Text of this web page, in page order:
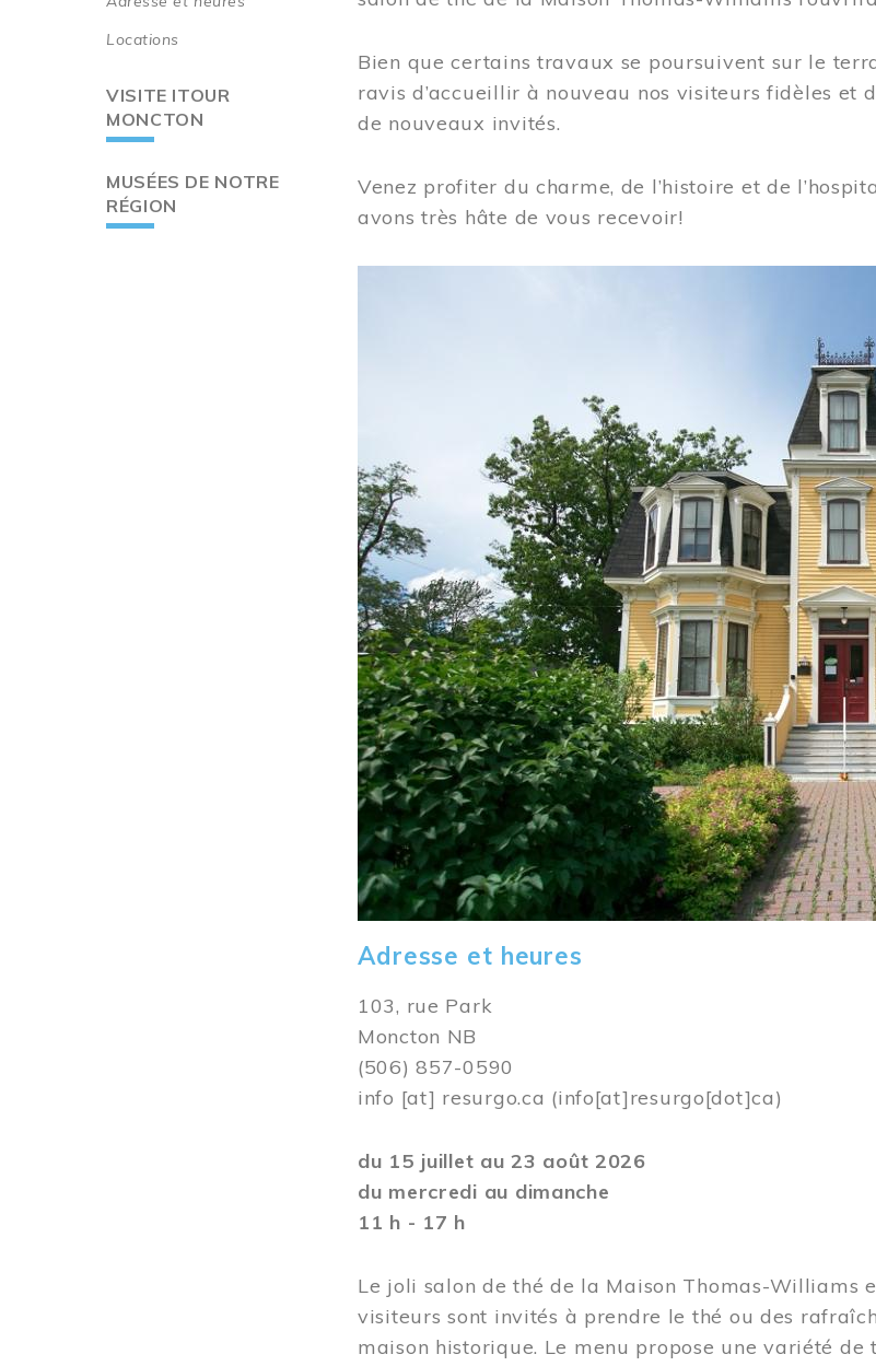
Locations
VISITE ITOUR
MONCTON
MUSÉES DE NOTRE
RÉGION
Bien que certains travaux se poursuivent sur le
ravis d’accueillir à nouveau nos visiteurs fidèles
de nouveaux invités.
Venez profiter du charme, de l’histoire et de
avons très hâte de vous recevoir!
Adresse et heures
103, rue Park
Moncton NB
(506) 857-0590
info [at] resurgo.ca (info[at]resurgo[dot]ca)
du 15 juillet au 23 août 2026
du mercredi au dimanche
11 h - 17 h
Le joli salon de thé de la Maison Thomas-Williams
visiteurs sont invités à prendre le thé ou des
maison historique. Le menu propose une variété de